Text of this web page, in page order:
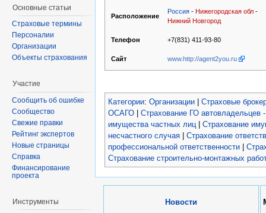
Расположение
Россия- Нижегородская обл-
Нижний Новгород
Телефон +7(831) 411-93-80
Сайт www.http://agent2you.ru
Категории: Организации
Страховые
ОСАГО
Страхование ГО автовладельцев
имущества частных лиц
Страхование
несчастного случая
Страхование
профессиональной ответственности
Страхование строительно-монтажных
Основные статьи
Страховые термины
Персоналии
Организации
Объекты страхования
Участие
Сообщить об ошибке
Сообщество
Свежие правки
Рейтинг экспертов
Новые страницы
Справка
Финансирование
проекта
Инструменты
Новости